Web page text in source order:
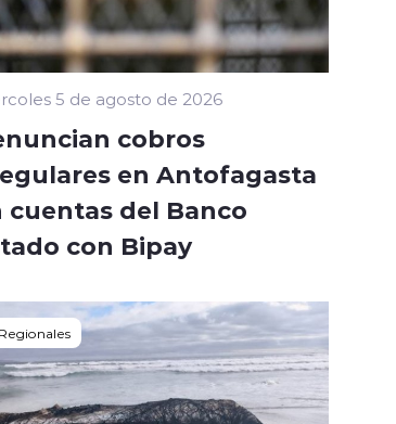
5 de agosto de 2026
cobros
en Antofagasta
cuentas del Banco
con Bipay
Regionales